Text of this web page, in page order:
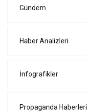
Gündem
Haber Analizleri
İnfografikler
Propaganda Haberleri